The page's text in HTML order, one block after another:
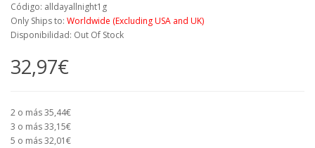
Código: alldayallnight1g
Only Ships to: Worldwide (Excluding USA and UK)
Disponibilidad: Out Of Stock
32,97€
2 o más 35,44€
3 o más 33,15€
5 o más 32,01€